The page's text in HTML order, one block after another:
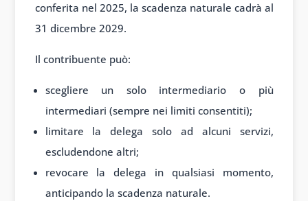
conferita nel 2025, la scadenza naturale cadrà al
31 dicembre 2029.
Il contribuente può:
scegliere un solo intermediario o più
intermediari (sempre nei limiti consentiti);
limitare la delega solo ad alcuni servizi,
escludendone altri;
revocare la delega in qualsiasi momento,
anticipando la scadenza naturale.